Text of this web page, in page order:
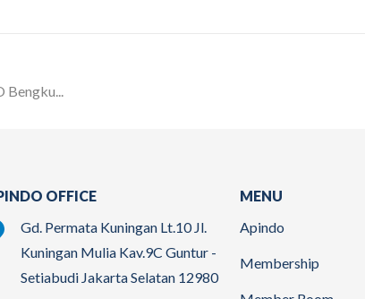
Bengku...
OFFICE
Gd. Permata Kuningan Lt.10 Jl.
Kuningan Mulia Kav.9C Guntur -
Setiabudi Jakarta Selatan 12980
MENU
Apindo
Membership